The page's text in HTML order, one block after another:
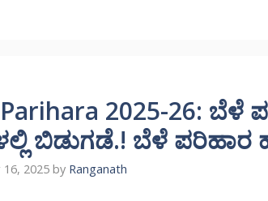
2025-26: ಬೆಳೆ
ಬಿಡುಗಡೆ.! ಬೆಳೆ
2025 by Ranganath